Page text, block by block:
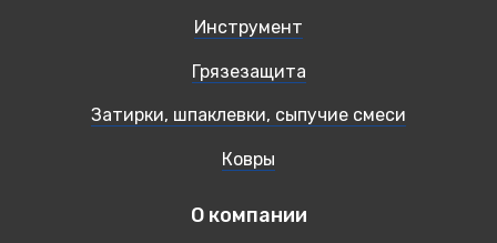
Инструмент
Грязезащита
Затирки, шпаклевки, сыпучие смеси
Ковры
О компании